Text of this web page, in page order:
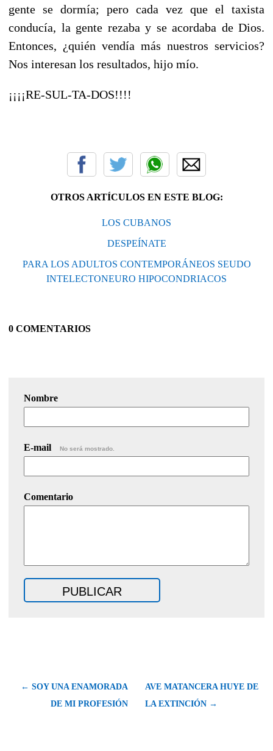
gente se dormía; pero cada vez que el taxista
conducía, la gente rezaba y se acordaba de Dios.
Entonces, ¿quién vendía más nuestros servicios?
Nos interesan los resultados, hijo mío.
¡¡¡¡RE-SUL-TA-DOS!!!!
OTROS ARTÍCULOS EN ESTE BLOG:
LOS CUBANOS
DESPEÍNATE
PARA LOS ADULTOS CONTEMPORÁNEOS SEUDO
INTELECTONEURO HIPOCONDRIACOS
0 COMENTARIOS
Nombre
E-mail No será mostrado.
Comentario
← SOY UNA ENAMORADA
DE MI PROFESIÓN
AVE MATANCERA HUYE DE
LA EXTINCIÓN →